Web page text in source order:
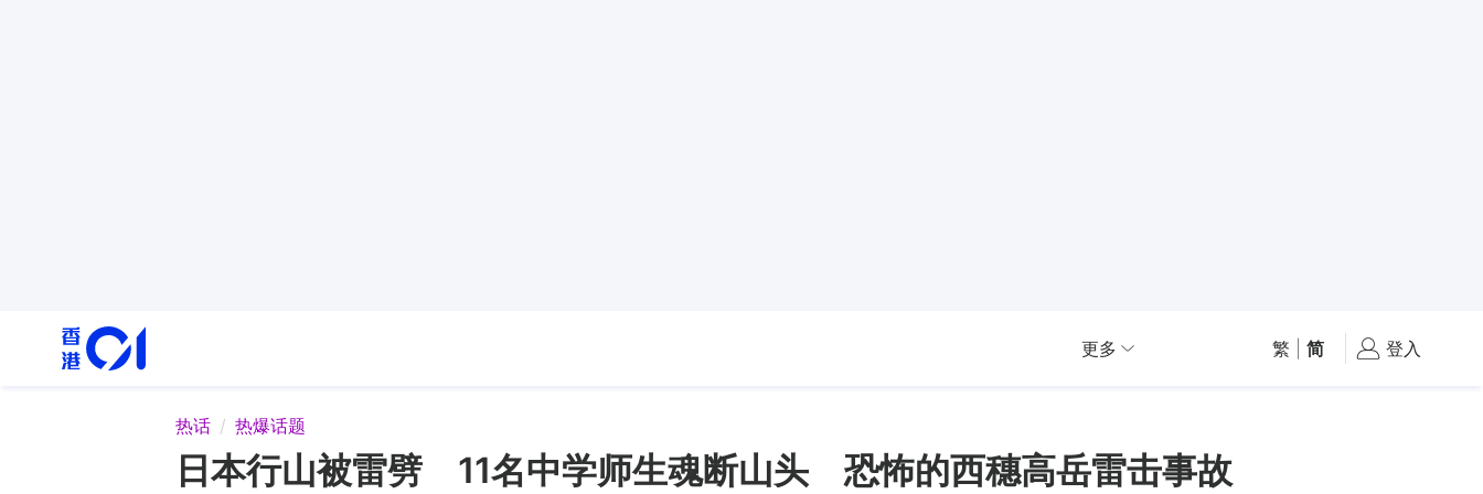
更多 繁 简 登入
热话 热爆话题
日本行山被雷劈 11名中学师生魂断山头 恐怖的西穗高岳雷击事故